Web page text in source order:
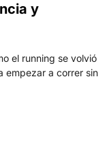
y
el running se volvió
empezar a correr sin